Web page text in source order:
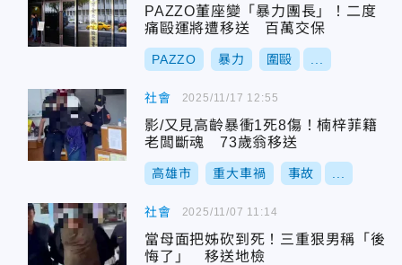
PAZZO董座變「暴力團長」！二度
痛毆運將遭移送 百萬交保
PAZZO 暴力 圍毆
社會
影/又見高齡暴衝1死8傷！楠梓菲籍
老闆斷魂 73歲翁移送
高雄市 重大車禍 事故
2025/11/17 12:55
社會
當母面把姊砍到死！三重狠男稱「後
悔了」 移送地檢
2025/11/07 11:14